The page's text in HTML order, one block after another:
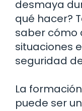
desmaya
qué hacer?
saber cómo
situaciones
seguridad
La
puede ser